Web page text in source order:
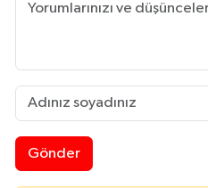
Gönder